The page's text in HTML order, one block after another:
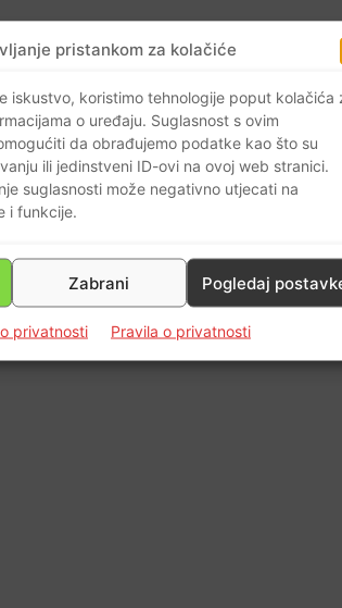
pristankom za kolačiće
iskustvo, koristimo tehnologije poput kolačića
o uređaju. Suglasnost s ovim
da obrađujemo podatke kao što su
ili jedinstveni ID-ovi na ovoj web stranici.
suglasnosti može negativno utjecati na
i funkcije.
Zabrani Pogledaj
privatnosti Pravila o privatnosti